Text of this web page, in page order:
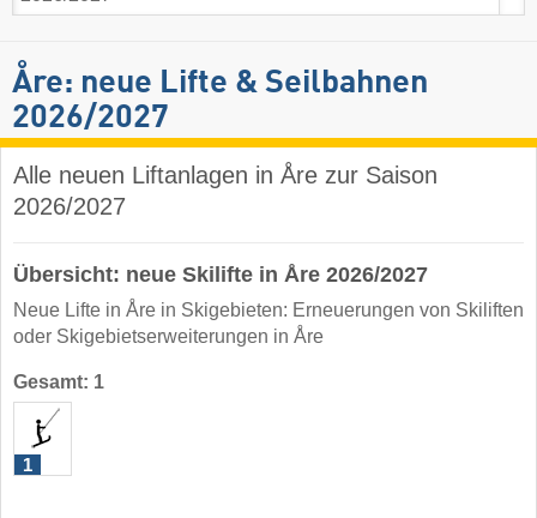
Åre: neue Lifte & Seilbahnen
2026/2027
Alle neuen Liftanlagen in Åre zur Saison
2026/2027
Übersicht: neue Skilifte in Åre 2026/2027
Neue Lifte in Åre in Skigebieten: Erneuerungen von Skiliften
oder Skigebietserweiterungen in Åre
Gesamt: 1
1